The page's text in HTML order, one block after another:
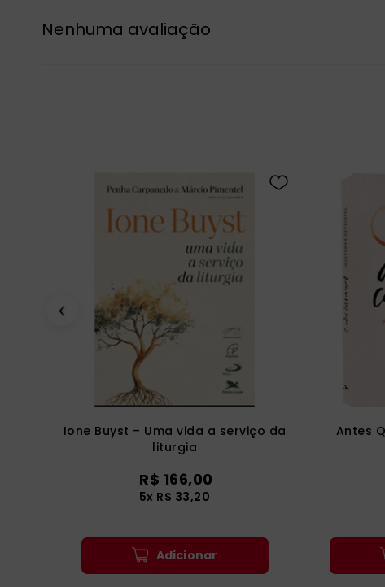
Nenhuma avaliação
Ione Buyst – Uma vida a serviço da
liturgia
R$ 166,00
5x R$ 33,20
Adicionar
Antes